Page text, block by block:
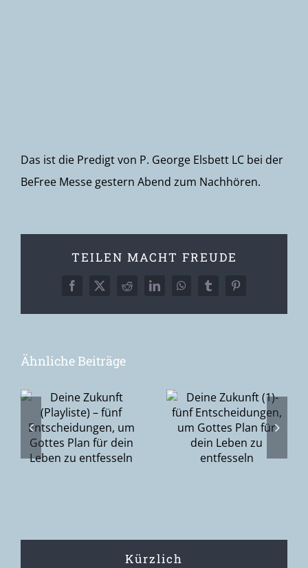
Das ist die Predigt von P. George Elsbett LC bei der
BeFree Messe gestern Abend zum Nachhören.
TEILEN MACHT FREUDE
Facebook
X RedditLinkedInWhatsAppTumblrPinterest
Ähnliche Beiträge
Deine
fünf
Entscheidungen,
um Gottes
Plan für dein
Ostersonnntag
– ich habe
den Herrn
gesehen
Kürzlich